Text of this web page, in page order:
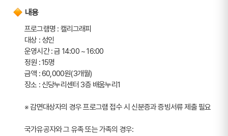
내용
프로그램명 : 캘리그래피
대상 : 성인
운영시간 : 금 14:00 ~ 16:00
정원 : 15명
금액 : 60,000원(3개월)
장소 : 신당누리센터 3층 배움누리1
※ 감면대상자의 경우 프로그램 접수 시 신분증과 증빙서류 제출 필요
국가유공자와 그 유족 또는 가족의 경우: